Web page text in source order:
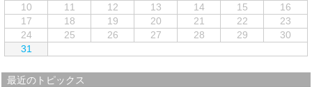
10
11 12 13 14 15
16
17
18 19 20 21 22
23
24
25 26 27 28 29
30
31
最近のトピックス